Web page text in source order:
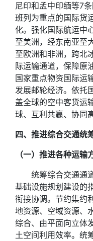
尼印和孟中印缅等7
班列为重点的国际货
化。强化国际航运中
至美洲，经东南亚至
至欧洲和非洲，跨北
际运输通道，保障原
国家重点物资国际运
发展邮轮经济。依托
盖全球的空中客货运
球、互利共赢、协同
四、推进综合交通统
（一）推进各种运输
统筹综合交通通道
基础设施规划建设的
衔接协调。节约集约
地资源、空域资源、
综合、由平面向立体
土空间利用效率。统